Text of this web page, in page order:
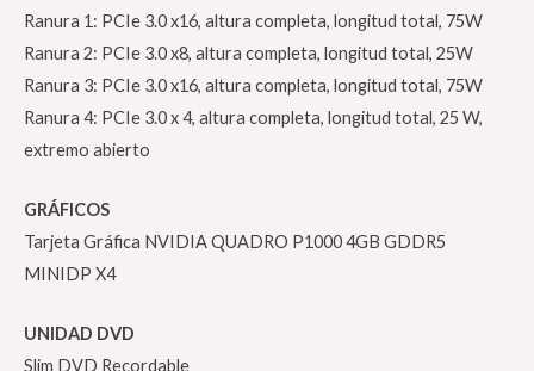
Ranura 1: PCIe 3.0 x16, altura completa, longitud total, 75W
Ranura 2: PCIe 3.0 x8, altura completa, longitud total, 25W
Ranura 3: PCIe 3.0 x16, altura completa, longitud total, 75W
Ranura 4: PCIe 3.0 x 4, altura completa, longitud total, 25 W,
extremo abierto
GRÁFICOS
Tarjeta Gráfica NVIDIA QUADRO P1000 4GB GDDR5
MINIDP X4
UNIDAD DVD
Slim DVD Recordable